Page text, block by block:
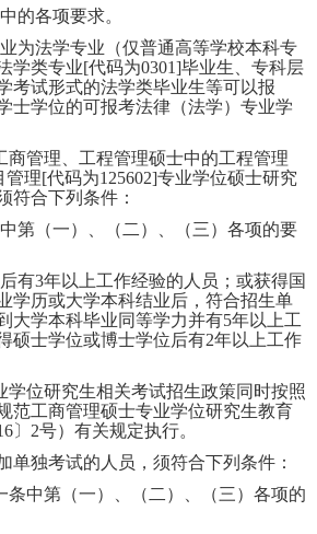
的各项要求。
为法学专业（仅普通高等学校本科专
学类专业[代码为0301]毕业生、专科层
考试形式的法学类毕业生等可以报
士学位的可报考法律（法学）专业学
商管理、工程管理硕士中的工程管理
管理[代码为125602]专业学位硕士研究
符合下列条件：
第（一）、（二）、（三）各项的要
有3年以上工作经验的人员；或获得国
学历或大学本科结业后，符合招生单
大学本科毕业同等学力并有5年以上工
硕士学位或博士学位后有2年以上工作
学位研究生相关考试招生政策同时按照
范工商管理硕士专业学位研究生教育
〕 2号）有关规定执行。
单独考试的人员，须符合下列条件：
条中第（一）、（二）、（三）各项的